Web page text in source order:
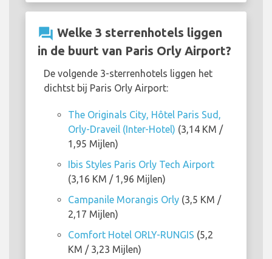
question_answer Welke 3 sterrenhotels liggen
in de buurt van Paris Orly Airport?
De volgende 3-sterrenhotels liggen het
dichtst bij Paris Orly Airport:
The Originals City, Hôtel Paris Sud,
Orly-Draveil (Inter-Hotel) (3,14 KM /
1,95 Mijlen)
Ibis Styles Paris Orly Tech Airport
(3,16 KM / 1,96 Mijlen)
Campanile Morangis Orly (3,5 KM /
2,17 Mijlen)
Comfort Hotel ORLY-RUNGIS (5,2
KM / 3,23 Mijlen)